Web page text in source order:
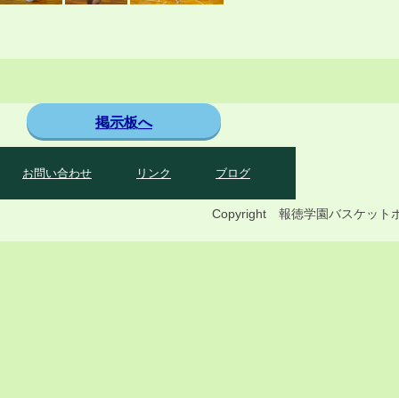
掲示板へ
お問い合わせ リンク ブログ
Copyright 報徳学園バスケッ